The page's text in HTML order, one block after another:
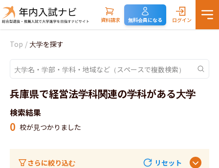
資料請求 無料会員になる ログイン
Top / 大学を探す
兵庫県で経営法学科関連の学科がある大学
検索結果
0 校が見つかりました
さらに絞り込む リセット